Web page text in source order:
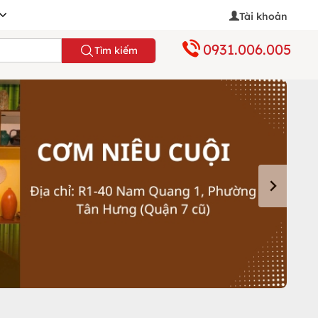
Tài khoản
Tìm kiếm 0931.006.005